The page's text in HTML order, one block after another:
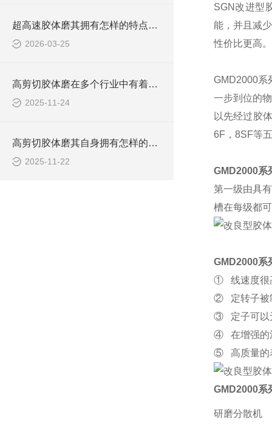
超高速胶体磨其拥有怎样的特点呢？
2026-03-25
高剪切胶体磨在多个行业中有着广泛的应用
2025-11-24
高剪切胶体磨其自身拥有怎样的作用呢？
2025-11-22
SGN改进型
能，并且减
性价比更高。
GMD2000系
一步到位的
以先经过胶
6F，8SF等
GMD2000系
第一级由具
槽在每级都
GMD2000系
① 线速度很
② 定转子被
③ 定子可以
④ 在增强的
⑤ 高质量的
GMD2000系
研磨分散机